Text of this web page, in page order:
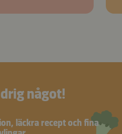
något!
läckra recept och fina